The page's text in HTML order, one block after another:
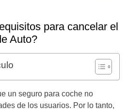
para cancelar el
Auto?
un seguro para coche no
de los usuarios. Por lo tanto,